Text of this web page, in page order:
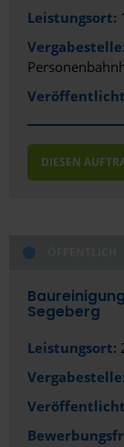
Coburg
Coesfeld
Cuxhaven
Dachau
Dessau-Roßlau
Dresden
Duisburg
Leistungsort:
Vergabestelle:
DIESEN
Segeberg
Leistungsort:
Vergabestelle: